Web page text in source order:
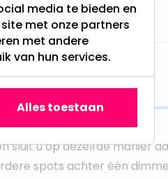
Inbouw
sluit u op dezelfde manier
spots achter één
media te bieden en
met onze partners
met andere
van hun services.
Alles toestaan